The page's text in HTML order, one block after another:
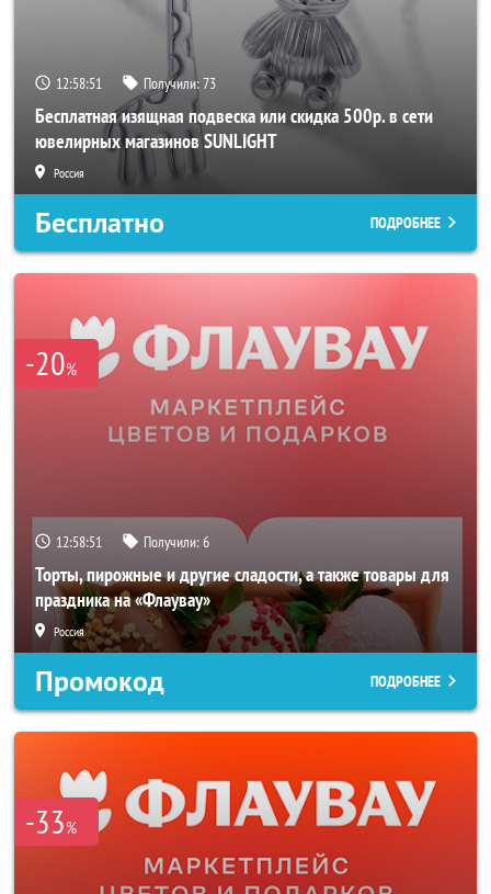
12:58:49 Получили:73
Бесплатная изящная подвеска или скидка 500р. в сети
ювелирных магазинов SUNLIGHT
Россия
Бесплатно ПОДРОБНЕЕ
-20%
12:58:49 Получили:6
Торты, пирожные и другие сладости, а также товары для
праздника на «Флаувау»
Россия
Промокод ПОДРОБНЕЕ
-33%